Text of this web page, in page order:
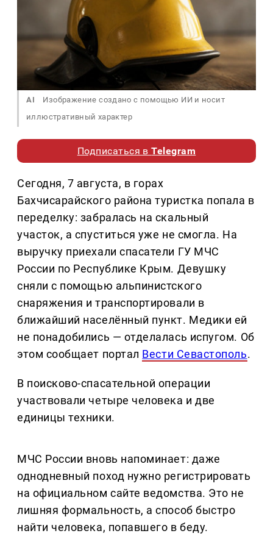
AI
Изображение создано с помощью ИИ и носит
иллюстративный характер
Подписаться вTelegram
Сегодня, 7 августа, в горах
Бахчисарайского района туристка попала в
переделку: забралась на скальный
участок, а спуститься уже не смогла. На
выручку приехали спасатели ГУ МЧС
России по Республике Крым. Девушку
сняли с помощью альпинистского
снаряжения и транспортировали в
ближайший населённый пункт. Медики ей
не понадобились — отделалась испугом. Об
этом сообщает портал Вести Севастополь.
В поисково-спасательной операции
участвовали четыре человека и две
единицы техники.
МЧС России вновь напоминает: даже
однодневный поход нужно регистрировать
на официальном сайте ведомства. Это не
лишняя формальность, а способ быстро
найти человека, попавшего в беду.